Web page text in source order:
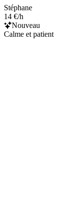
Stéphane
14 €/h
Nouveau
Calme et patient